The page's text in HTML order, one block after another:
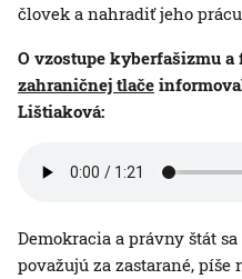
človek a nahradiť jeho
O vzostupe kyberfašizmu
zahraničnej tlače
Lištiaková:
Demokracia a právny štát
považujú za zastarané,